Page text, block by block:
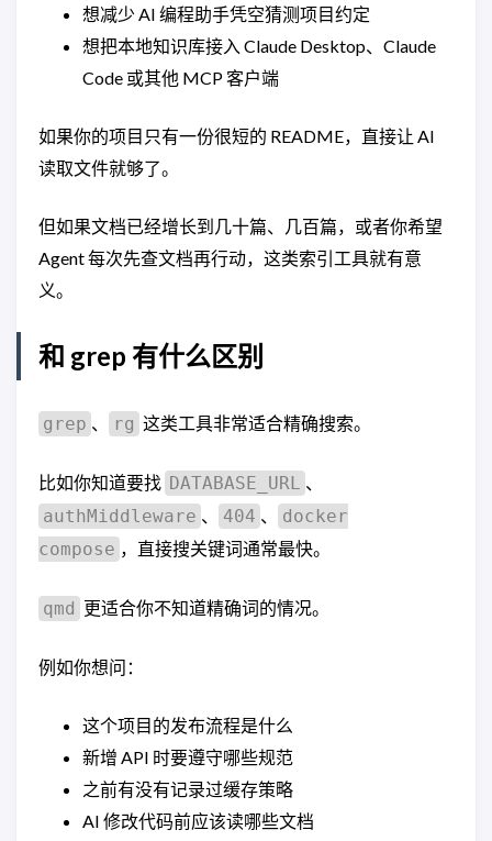
想减少 AI 编程助手凭空猜测项目约定
想把本地知识库接入 Claude Desktop、Claude
Code 或其他 MCP 客户端
如果你的项目只有一份很短的 README，直接让 AI
读取文件就够了。
但如果文档已经增长到几十篇、几百篇，或者你希望
Agent 每次先查文档再行动，这类索引工具就有意
义。
和 grep 有什么区别
grep 、 rg 这类工具非常适合精确搜索。
比如你知道要找 DATABASE_URL 、
authMiddleware 、 404 、
docker
compose ，直接搜关键词通常最快。
qmd 更适合你不知道精确词的情况。
例如你想问：
这个项目的发布流程是什么
新增 API 时要遵守哪些规范
之前有没有记录过缓存策略
AI 修改代码前应该读哪些文档